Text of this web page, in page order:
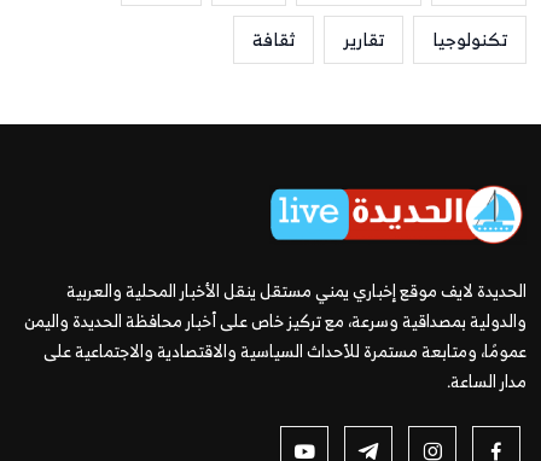
تكنولوجيا
تقارير ثقافة
الحديدة لايف موقع إخباري يمني مستقل ينقل الأخبار المحلية والعربية
والدولية بمصداقية وسرعة، مع تركيز خاص على أخبار محافظة الحديدة واليمن
عمومًا، ومتابعة مستمرة للأحداث السياسية والاقتصادية والاجتماعية على
مدار الساعة.